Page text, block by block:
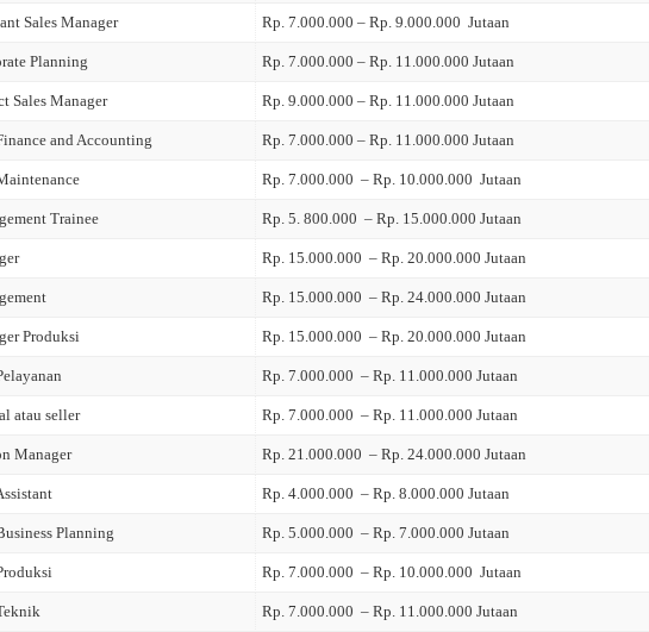
Sales Manager Rp. 7.000.000 – Rp. 9.000.000 Jutaan
Planning Rp. 7.000.000 – Rp. 11.000.000 Jutaan
Sales Manager Rp. 9.000.000 – Rp. 11.000.000 Jutaan
and Accounting Rp. 7.000.000 – Rp. 11.000.000 Jutaan
Rp. 7.000.000 – Rp. 10.000.000 Jutaan
Trainee Rp. 5. 800.000 – Rp. 15.000.000 Jutaan
Rp. 15.000.000 – Rp. 20.000.000 Jutaan
Rp. 15.000.000 – Rp. 24.000.000 Jutaan
Produksi Rp. 15.000.000 – Rp. 20.000.000 Jutaan
Rp. 7.000.000 – Rp. 11.000.000 Jutaan
atau seller Rp. 7.000.000 – Rp. 11.000.000 Jutaan
Manager Rp. 21.000.000 – Rp. 24.000.000 Jutaan
Rp. 4.000.000 – Rp. 8.000.000 Jutaan
Planning Rp. 5.000.000 – Rp. 7.000.000 Jutaan
Rp. 7.000.000 – Rp. 10.000.000 Jutaan
Rp. 7.000.000 – Rp. 11.000.000 Jutaan